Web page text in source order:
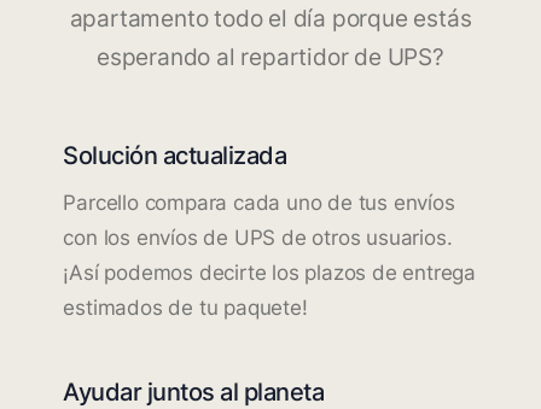
apartamento todo el día porque estás
esperando al repartidor de UPS?
Solución actualizada
Parcello compara cada uno de tus envíos
con los envíos de UPS de otros usuarios.
¡Así podemos decirte los plazos de entrega
estimados de tu paquete!
Ayudar juntos al planeta